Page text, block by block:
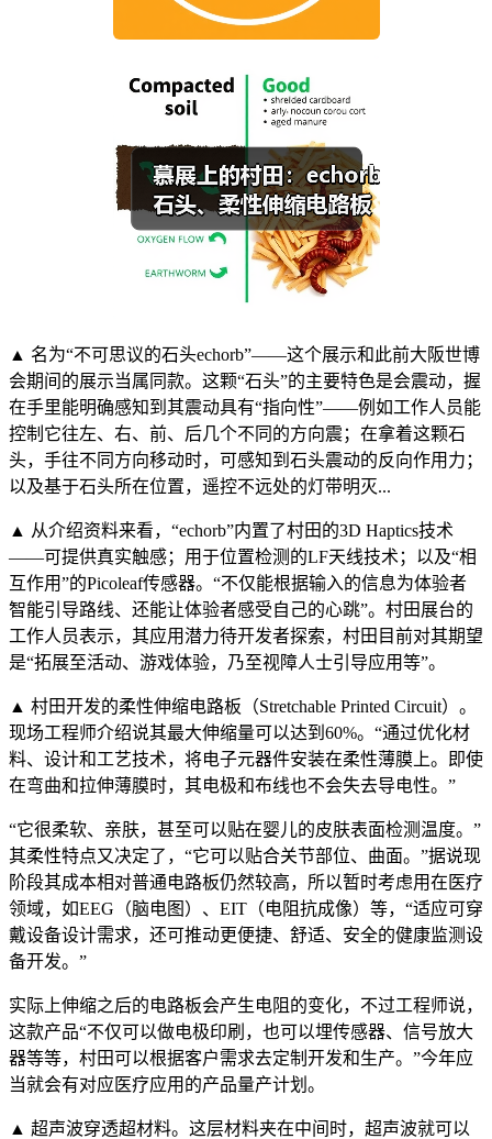
▲ 名为“不可思议的石头echorb”——这个展示和此前大阪世博
会期间的展示当属同款。这颗“石头”的主要特色是会震动，握
在手里能明确感知到其震动具有“指向性”——例如工作人员能
控制它往左、右、前、后几个不同的方向震；在拿着这颗石
头，手往不同方向移动时，可感知到石头震动的反向作用力；
以及基于石头所在位置，遥控不远处的灯带明灭...
▲ 从介绍资料来看，“echorb”内置了村田的3D Haptics技术
——可提供真实触感；用于位置检测的LF天线技术；以及“相
互作用”的Picoleaf传感器。“不仅能根据输入的信息为体验者
智能引导路线、还能让体验者感受自己的心跳”。村田展台的
工作人员表示，其应用潜力待开发者探索，村田目前对其期望
是“拓展至活动、游戏体验，乃至视障人士引导应用等”。
▲ 村田开发的柔性伸缩电路板（Stretchable Printed Circuit）。
现场工程师介绍说其最大伸缩量可以达到60%。“通过优化材
料、设计和工艺技术，将电子元器件安装在柔性薄膜上。即使
在弯曲和拉伸薄膜时，其电极和布线也不会失去导电性。”
“它很柔软、亲肤，甚至可以贴在婴儿的皮肤表面检测温度。”
其柔性特点又决定了，“它可以贴合关节部位、曲面。”据说现
阶段其成本相对普通电路板仍然较高，所以暂时考虑用在医疗
领域，如EEG（脑电图）、EIT（电阻抗成像）等，“适应可穿
戴设备设计需求，还可推动更便捷、舒适、安全的健康监测设
备开发。”
实际上伸缩之后的电路板会产生电阻的变化，不过工程师说，
这款产品“不仅可以做电极印刷，也可以埋传感器、信号放大
器等等，村田可以根据客户需求去定制开发和生产。”今年应
当就会有对应医疗应用的产品量产计划。
▲ 超声波穿透超材料。这层材料夹在中间时，超声波就可以